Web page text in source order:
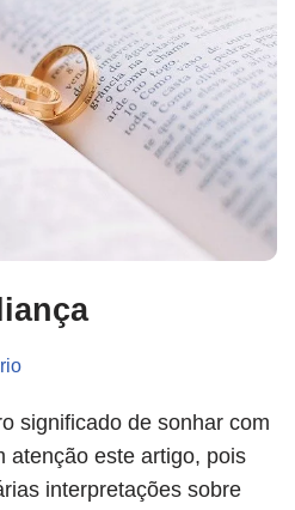
significado de sonhar com
atenção este artigo, pois
interpretações sobre